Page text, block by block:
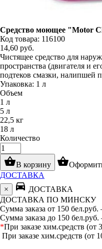
Средство моющее "Motor
Код товара: 116100
14,60 руб.
Чистящее средство для
пространства (двигателя и
подтеков смазки, налипшей
Упаковка: 1 л
Объем
1 л
5 л
22,5 кг
18 л
Количество
shopping_basketВ корзину shopping_basket
ДОСТАВКА
×
directions_car ДОСТАВКА
ДОСТАВКА ПО МИНСКУ
Сумма заказа от 150
Сумма заказа до 150
*При заказе хим.средств
При заказе хим.средств (от